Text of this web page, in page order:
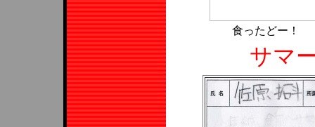
食ったどー！
サマ